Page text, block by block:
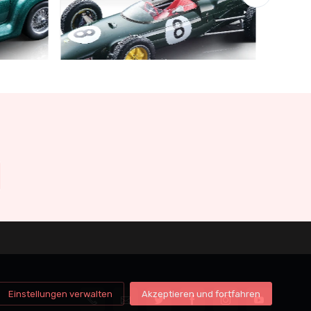
Einstellungen verwalten Akzeptieren und fortfahren